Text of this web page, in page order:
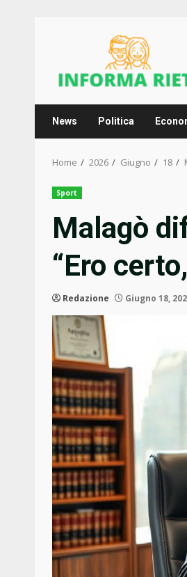
News Politica
Home 2026 Giugno 18
Sport
Malagò
“Ero
Redazione Giugno 18,